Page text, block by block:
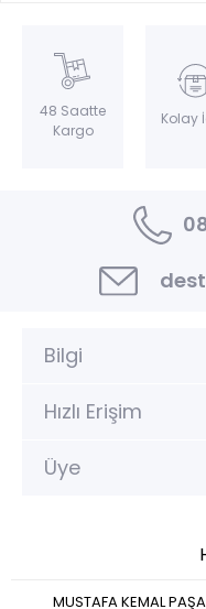
48 Saatte
Kargo
Kolay
Bilgi
Hızlı Erişim
Üye
MUSTAFA KEMAL